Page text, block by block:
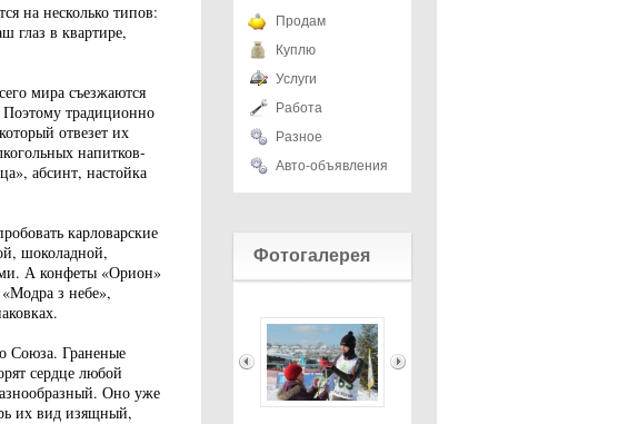
на несколько типов:
глаз в квартире,
мира съезжаются
традиционно
отвезет их
напитков-
абсинт, настойка
карловарские
шоколадной,
А конфеты «Орион»
з небе»,
Союза. Граненые
сердце любой
Оно уже
их вид изящный,
Продам
Куплю
Услуги
Работа
Разное
Авто-объявления
Фотогалерея